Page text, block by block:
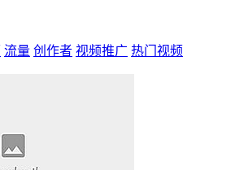
流量 创作者 视频推广 热门视频